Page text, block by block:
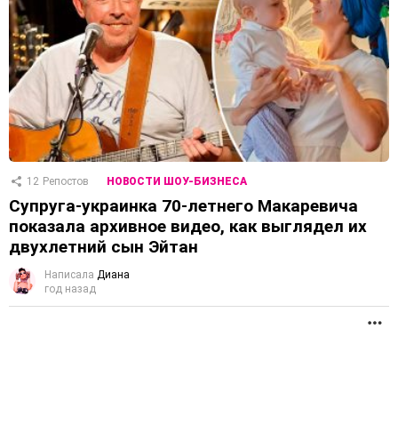
12 Репостов НОВОСТИ ШОУ-БИЗНЕСА
Супруга-украинка 70-летнего Макаревича
показала архивное видео, как выглядел их
двухлетний сын Эйтан
Написала Диана
год назад